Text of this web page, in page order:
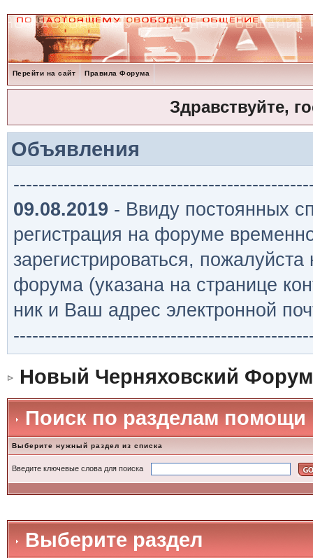
Перейти на сайт Правила Форума
Здравствуйте,
Объявления
09.08.2019 - Ввиду постоянных
регистрация на форуме
зарегистрироваться,
форума (указана на странице
ник и Ваш адрес электронной
Новый Черняховский Форум
Поиск по разделам помощи
Выберите нужный раздел из списка
Введите ключевые слова для поиска
Выберите раздел